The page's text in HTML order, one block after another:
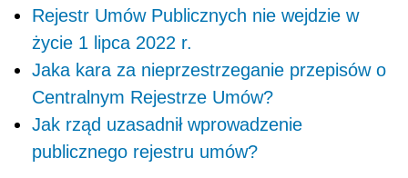
Rejestr Umów Publicznych nie wejdzie w
życie 1 lipca 2022 r.
Jaka kara za nieprzestrzeganie przepisów o
Centralnym Rejestrze Umów?
Jak rząd uzasadnił wprowadzenie
publicznego rejestru umów?